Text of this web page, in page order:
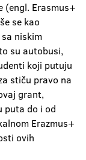
(engl. Erasmus+
se kao
niskim
su autobusi,
koji putuju
stiču pravo na
grant,
puta do i od
Erazmus+
ovih